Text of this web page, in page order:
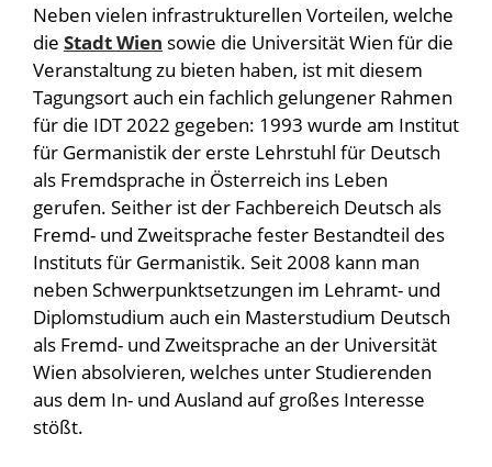
Neben vielen infrastrukturellen Vorteilen, welche
die Stadt Wien sowie die Universität Wien für die
Veranstaltung zu bieten haben, ist mit diesem
Tagungsort auch ein fachlich gelungener Rahmen
für die IDT 2022 gegeben: 1993 wurde am Institut
für Germanistik der erste Lehrstuhl für Deutsch
als Fremdsprache in Österreich ins Leben
gerufen. Seither ist der Fachbereich Deutsch als
Fremd- und Zweitsprache fester Bestandteil des
Instituts für Germanistik. Seit 2008 kann man
neben Schwerpunktsetzungen im Lehramt- und
Diplomstudium auch ein Masterstudium Deutsch
als Fremd- und Zweitsprache an der Universität
Wien absolvieren, welches unter Studierenden
aus dem In- und Ausland auf großes Interesse
stößt.